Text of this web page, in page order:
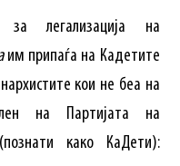
за легализација на
им припаѓа на Кадетите
кои не беа на
на Партијата на
како КаДети):